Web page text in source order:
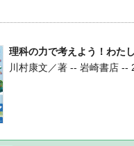
理科の力で考えよう！わた
川村康文／著 -- 岩崎書店 --